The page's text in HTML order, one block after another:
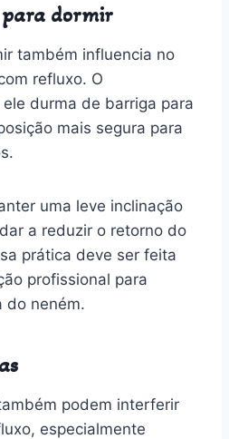
para dormir
também influencia no
refluxo. O
durma de barriga para
mais segura para
uma leve inclinação
a reduzir o retorno do
prática deve ser feita
profissional para
do neném.
podem interferir
especialmente